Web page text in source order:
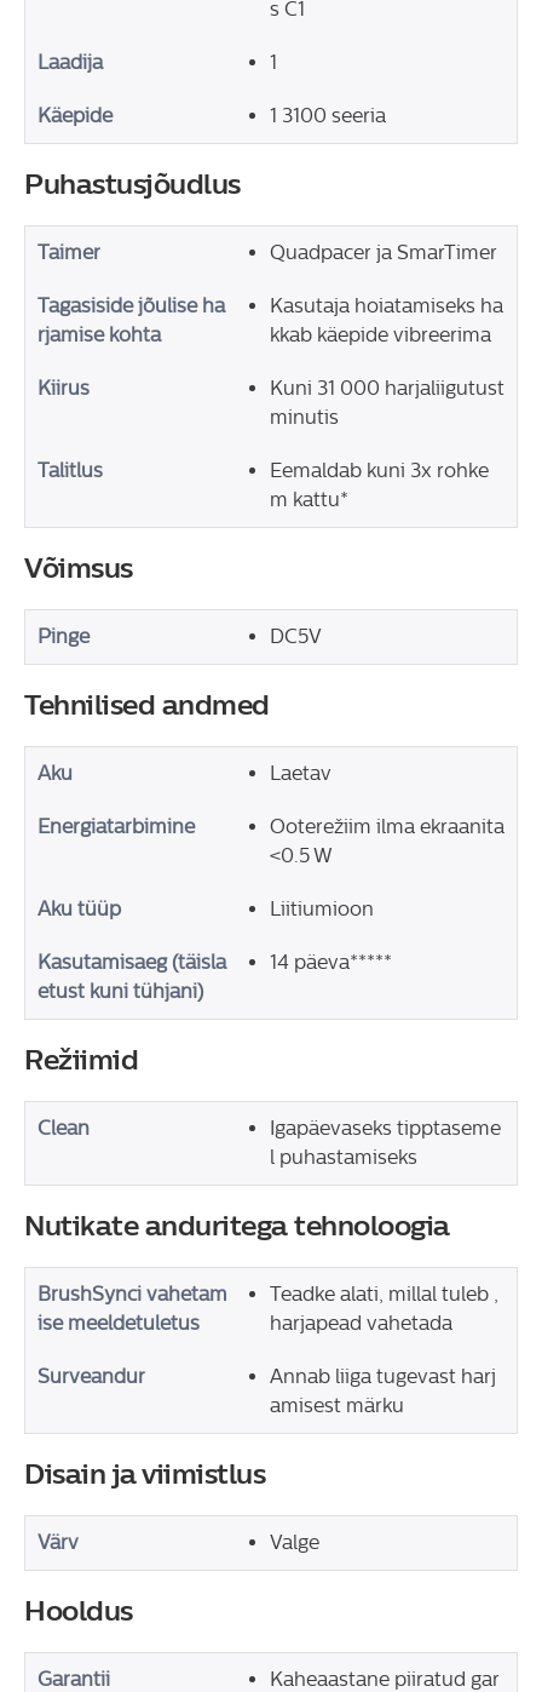
s C1
Laadija 1
Käepide 1 3100 seeria
Puhastusjõudlus
Taimer Quadpacer ja SmarTimer
Tagasiside jõulise ha
rjamise kohta
Kasutaja hoiatamiseks ha
kkab käepide vibreerima
Kiirus
Kuni 31 000 harjaliigutust
minutis
Talitlus
Eemaldab kuni 3x rohke
m kattu*
Võimsus
Pinge DC5V
Tehnilised andmed
Aku Laetav
Energiatarbimine
Ooterežiim ilma ekraanita
<0.5 W
Aku tüüp Liitiumioon
Kasutamisaeg (täisla
etust kuni tühjani)
14 päeva*****
Režiimid
Clean
Igapäevaseks tipptaseme
l puhastamiseks
Nutikate anduritega tehnoloogia
BrushSynci vahetam
ise meeldetuletus
Teadke alati, millal tuleb ,
harjapead vahetada
Surveandur
Annab liiga tugevast harj
amisest märku
Disain ja viimistlus
Värv Valge
Hooldus
Garantii
Kaheaastane piiratud gar